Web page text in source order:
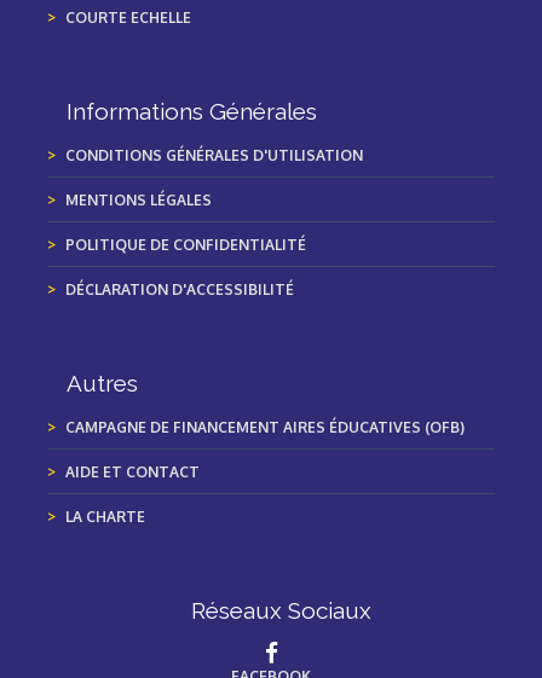
COURTE ECHELLE
Informations Générales
CONDITIONS GÉNÉRALES D'UTILISATION
MENTIONS LÉGALES
POLITIQUE DE CONFIDENTIALITÉ
DÉCLARATION D'ACCESSIBILITÉ
Autres
CAMPAGNE DE FINANCEMENT AIRES ÉDUCATIVES (OFB)
AIDE ET CONTACT
LA CHARTE
Réseaux Sociaux